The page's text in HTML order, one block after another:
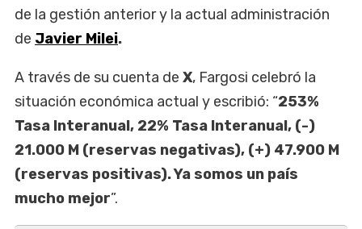
de la gestión anterior y la actual administración
de Javier Milei.
A través de su cuenta de X, Fargosi celebró la
situación económica actual y escribió: “253%
Tasa Interanual, 22% Tasa Interanual, (-)
21.000 M (reservas negativas), (+) 47.900 M
(reservas positivas). Ya somos un país
mucho mejor”.